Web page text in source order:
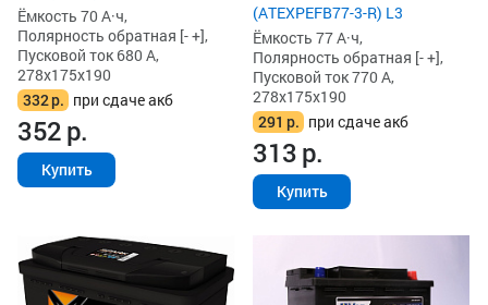
Ёмкость 70 А·ч,
Полярность обратная [- +],
Пусковой ток 680 А,
278x175x190
332р. при сдаче акб
352р.
Купить
(ATEXPEFB77-3-R) L3
Ёмкость 77 А·ч,
Полярность обратная [- +],
Пусковой ток 770 А,
278x175x190
291 р. при сдаче акб
313р.
Купить